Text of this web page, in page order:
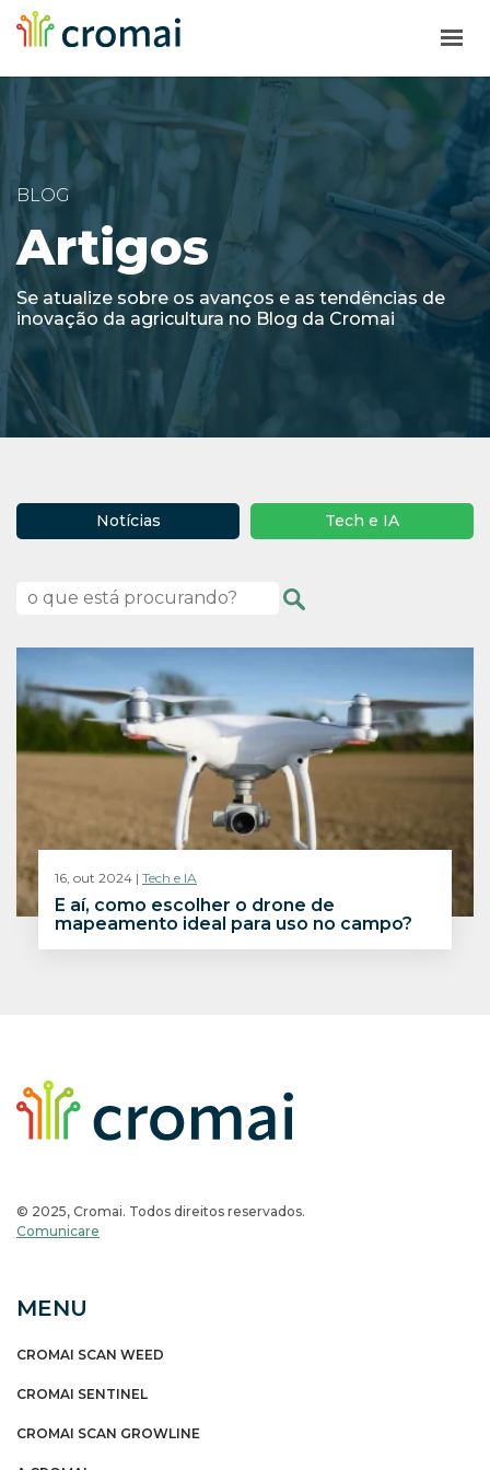
HOME
A CROMAI
BLOG
SOLICITE UMA PROPOSTA
SUPORTE
BLOG
Artigos
Se atualize sobre os avanços e as tendências de
inovação da agricultura no Blog da Cromai
Notícias Tech e IA
16, out 2024 | Tech e IA
E aí, como escolher o drone de
mapeamento ideal para uso no campo?
© 2025, Cromai. Todos direitos reservados.
Comunicare
MENU
CROMAI SCAN WEED
CROMAI SENTINEL
CROMAI SCAN GROWLINE